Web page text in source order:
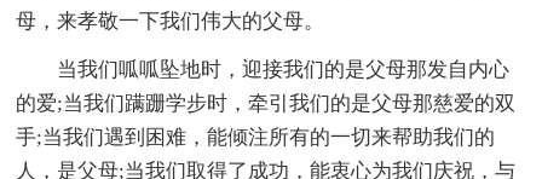
母，来孝敬一下我们伟大的父母。
当我们呱呱坠地时，迎接我们的是父母那发自内心
的爱;当我们蹒跚学步时，牵引我们的是父母那慈爱的双
手;当我们遇到困难，能倾注所有的一切来帮助我们的
人，是父母;当我们取得了成功，能衷心为我们庆祝，与